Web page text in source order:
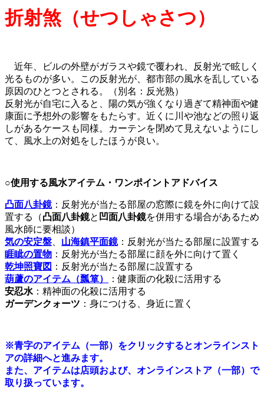
折射煞（せつしゃさつ）
近年、ビルの外壁がガラスや鏡で覆われ、反射光で眩しく
光るものが多い。この反射光が、都市部の風水を乱している
原因のひとつとされる。（別名：反光熟）
反射光が自宅に入ると、陽の気が強くなり過ぎて精神面や健
康面に予想外の影響をもたらす。近くに川や池などの照り返
しがあるケースも同様。カーテンを閉めて見えないようにし
て、風水上の対処をしたほうが良い。
○使用する風水アイテム・ワンポイントアドバイス
凸面八卦鏡：反射光が当たる部屋の窓際に鏡を外に向けて設
置する（凸面八卦鏡と 凹面八卦鏡を併用する場合があるため
風水師に要相談）
気の安定盤
山海鎮平面鏡：反射光が当たる部屋に設置する
睚眦の置物 ：反射光が当たる部屋に顔を外に向けて置く
乾坤照寶図 ：反射光が当たる部屋に設置する
葫蘆のアイテム（瓢箪）
：健康面の化殺に活用する
安忍水 ：精神面の化殺に活用する
ガーデンクォーツ ：身につける、身近に置く
※青字のアイテム（一部）をクリックするとオンラインスト
アの詳細へと進みます。
また、アイテムは店頭および、オンラインストア（一部）で
取り扱っています。